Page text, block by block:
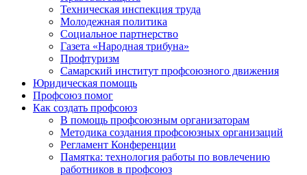
Техническая инспекция труда
Молодежная политика
Социальное партнерство
Газета «Народная трибуна»
Профтуризм
Самарский институт профсоюзного движения
Юридическая помощь
Профсоюз помог
Как создать профсоюз
В помощь профсоюзным организаторам
Методика создания профсоюзных организаций
Регламент Конференции
Памятка: технология работы по вовлечению
работников в профсоюз